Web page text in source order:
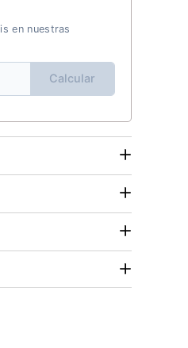
en nuestras
Calcular